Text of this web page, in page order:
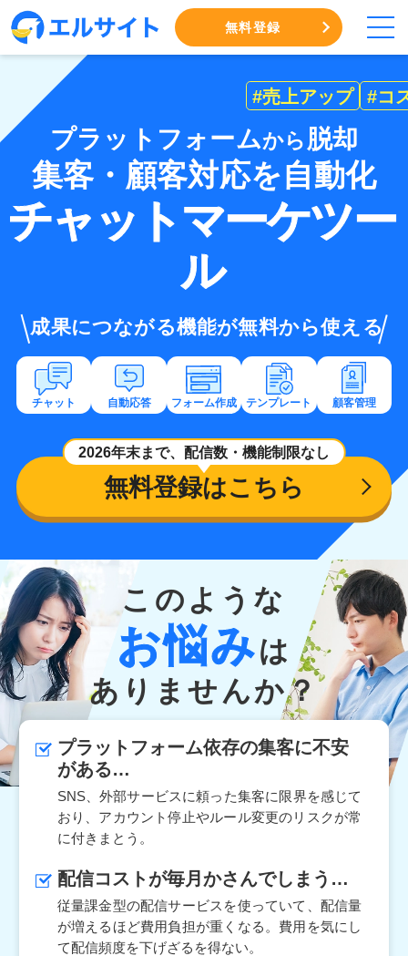
無料登録
プラットフォームから 脱却
集客・顧客対応を自動化
チャットマーケツー
ル
能が無料から使える
チャット 自動応答 フォーム作成 テンプレート 顧客管理
#売上アップ #コ
2026年末まで、配信数・機能制限なし
無料登録はこちら
このような
お悩みは
ありませんか？
プラットフォーム依存の集客に不安
がある…
SNS、外部サービスに頼った集客に限界を感じて
おり、 アカウント停止やルール変更のリスクが常
に付きまとう。
配信コストが毎月かさんでしまう…
従量課金型の配信サービスを使っていて、配信量
が増えるほど費用負担が重くなる。費用を気にし
て配信頻度を下げざるを得ない。